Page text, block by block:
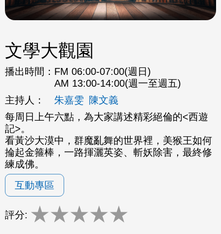
文學大觀園
播出時間： FM 06:00-07:00(週日)
AM 13:00-14:00(週一至週五)
主持人：
朱嘉雯 陳文義
每周日上午六點，為大家講述精彩絕倫的<西遊
記>。
看黃沙大漠中，群魔亂舞的世界裡，美猴王如何
掄起金箍棒，一路揮灑英姿、斬妖除害，最終修
練成佛。
互動專區
評分: ★★★★★